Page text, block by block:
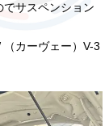
サスペンション
カーヴェー）V-3